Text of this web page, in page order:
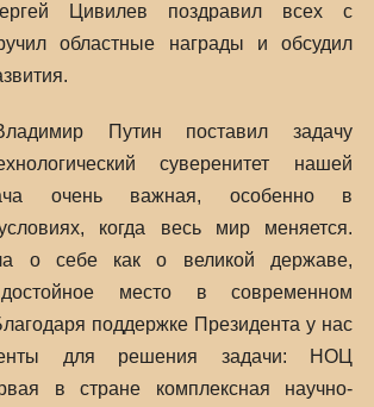
Цивилев поздравил всех с
областные награды и обсудил
Путин поставил задачу
суверенитет нашей
очень важная, особенно в
когда весь мир меняется.
о себе как о великой державе,
место в современном
поддержке Президента у нас
для решения задачи: НОЦ
в стране комплексная научно-